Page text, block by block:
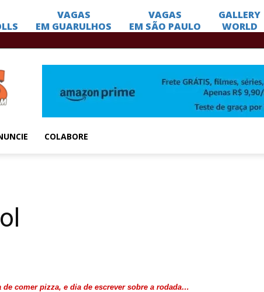
COLABORE
comer pizza, e dia de escrever sobre a rodada…